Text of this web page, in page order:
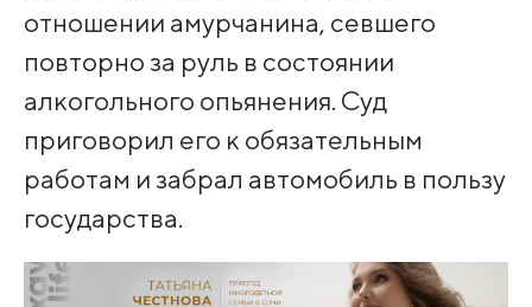
отношении амурчанина, севшего
повторно за руль в состоянии
алкогольного опьянения. Суд
приговорил его к обязательным
работам и забрал автомобиль в пользу
государства.